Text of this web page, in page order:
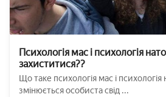
Психологія мас і психологія
захиститися??
Що таке психологія мас і психологія
змінюється особиста свід ...